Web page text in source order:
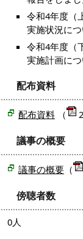
令和4年度（
実施状況につ
令和4年度（
実施計画につ
配布資料
配布資料 （
議事の概要
議事の概要 （
傍聴者数
0人